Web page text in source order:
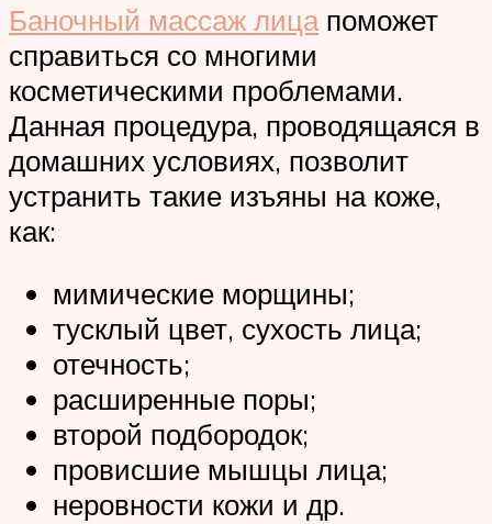
Баночный массаж лицапоможет
справиться со многими
косметическими проблемами.
Данная процедура, проводящаяся в
домашних условиях, позволит
устранить такие изъяны на коже,
как:
мимические морщины;
тусклый цвет, сухость лица;
отечность;
расширенные поры;
второй подбородок;
провисшие мышцы лица;
неровности кожи и др.